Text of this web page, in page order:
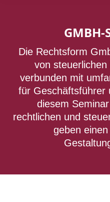
GMBH-
Die Rechtsform
von
verbunden mit
für Geschäftsführer
diesem
rechtlichen und
geben